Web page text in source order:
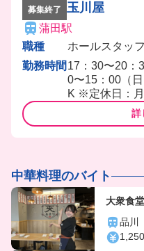
募集終了 玉川屋
蒲田駅
職種
ホールスタッフ
勤務時間 17：30〜20：
0〜15：00（
K ※定休日：
詳
中華料理のバイト
大衆食
4」品川